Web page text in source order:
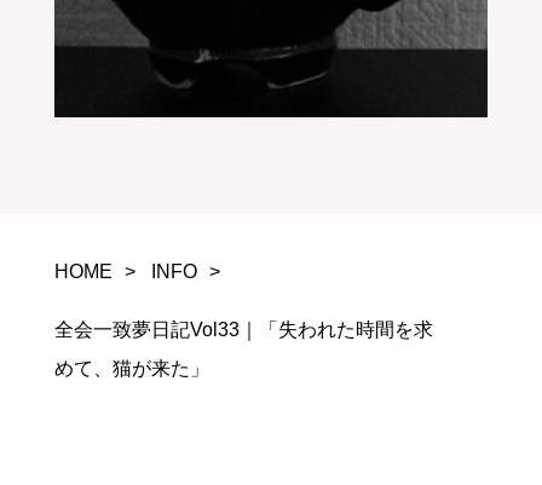
HOME INFO
全会一致夢日記Vol33｜「失われた時間を求
めて、猫が来た」